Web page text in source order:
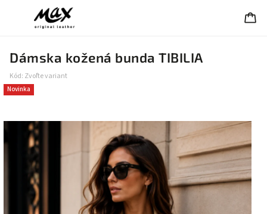
Dámska kožená bunda TIBILIA
Kód: Zvoľte variant
Novinka